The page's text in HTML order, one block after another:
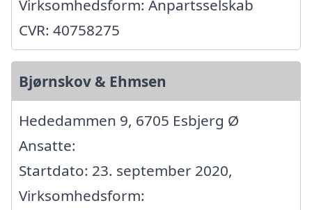
Virksomhedsform: Anpartsselskab
CVR: 40758275
Bjørnskov & Ehmsen
Hededammen 9, 6705 Esbjerg Ø
Ansatte:
Startdato: 23. september 2020,
Virksomhedsform: